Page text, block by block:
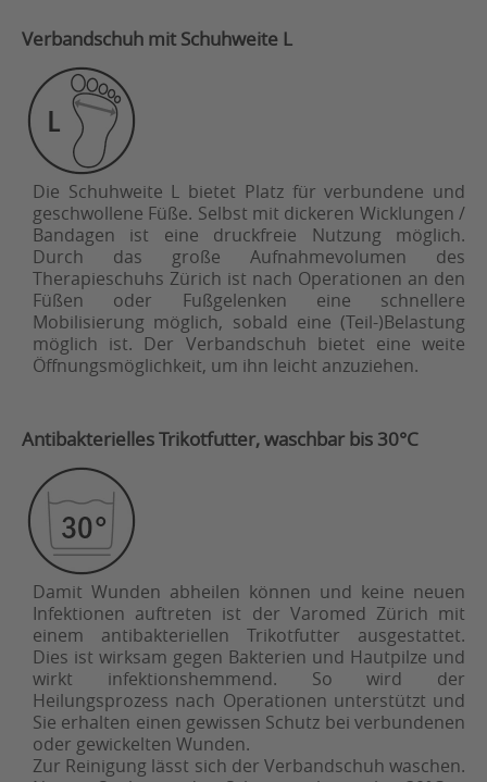
Verbandschuh mit Schuhweite L
Die Schuhweite L bietet Platz für verbundene und
geschwollene Füße. Selbst mit dickeren Wicklungen /
Bandagen ist eine druckfreie Nutzung möglich.
Durch das große Aufnahmevolumen des
Therapieschuhs Zürich ist nach Operationen an den
Füßen oder Fußgelenken eine schnellere
Mobilisierung möglich, sobald eine (Teil-)Belastung
möglich ist. Der Verbandschuh bietet eine weite
Öffnungsmöglichkeit, um ihn leicht anzuziehen.
Antibakterielles Trikotfutter, waschbar bis 30°C
Damit Wunden abheilen können und keine neuen
Infektionen auftreten ist der Varomed Zürich mit
einem antibakteriellen Trikotfutter ausgestattet.
Dies ist wirksam gegen Bakterien und Hautpilze und
wirkt infektionshemmend. So wird der
Heilungsprozess nach Operationen unterstützt und
Sie erhalten einen gewissen Schutz bei verbundenen
oder gewickelten Wunden.
Zur Reinigung lässt sich der Verbandschuh waschen.